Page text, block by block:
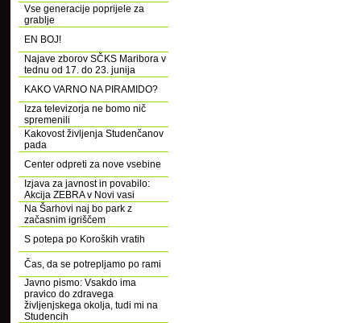
Vse generacije poprijele za
grablje
EN BOJ!
Najave zborov SČKS Maribora v
tednu od 17. do 23. junija
KAKO VARNO NA PIRAMIDO?
Izza televizorja ne bomo nič
spremenili
Kakovost življenja Studenčanov
pada
Center odpreti za nove vsebine
Izjava za javnost in povabilo:
Akcija ZEBRA v Novi vasi
Na Šarhovi naj bo park z
začasnim igriščem
S potepa po Koroških vratih
Čas, da se potrepljamo po rami
Javno pismo: Vsakdo ima
pravico do zdravega
življenjskega okolja, tudi mi na
Studencih